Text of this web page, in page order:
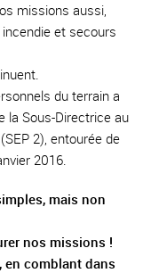
missions aussi,
et secours
du terrain a
la Sous-Directrice au
2), entourée de
2016.
mais non
nos missions !
en comblant dans